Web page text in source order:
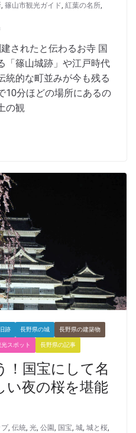
, 篠山市観光ガイド, 紅葉の名所,
されたと伝わるお寺 国
「篠山城跡」や江戸時代
統的な町並みが今も残る
10分ほどの場所にあるの
の観
跡 長野県の城 長野県の建築物
スポット 長野県の記事
！国宝にして名
い夜の桜を堪能
プ, 伝統, 光, 公園, 国宝, 城, 城と桜,